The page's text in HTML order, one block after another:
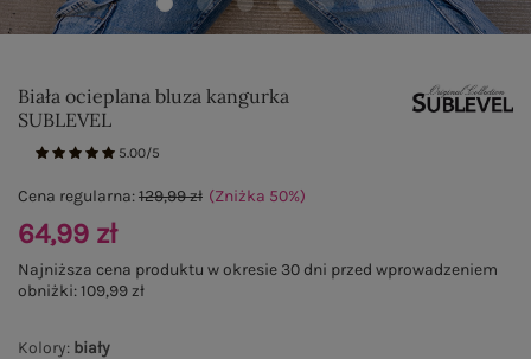
Biała ocieplana bluza kangurka
SUBLEVEL
5.00/5
Kolory: biały
Cena regularna:129,99 zł (Zniżka 50%)
64,99 zł
Najniższa cena produktu w okresie 30 dni przed wprowadzeniem
obniżki:109,99 zł